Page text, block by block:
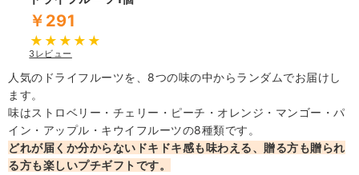
￥291
3レビュー
人気のドライフルーツを、8つの味の中からランダムでお届けし
ます。
味はストロベリー・チェリー・ピーチ・オレンジ・マンゴー・パ
イン・アップル・キウイフルーツの8種類です。
どれが届くか分からないドキドキ感も味わえる、贈る方も贈られ
る方も楽しいプチギフトです。